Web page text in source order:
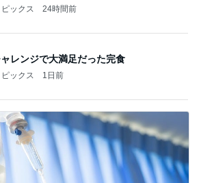
ックス 24時間前
レンジで大満足だった完食
ックス 1日前